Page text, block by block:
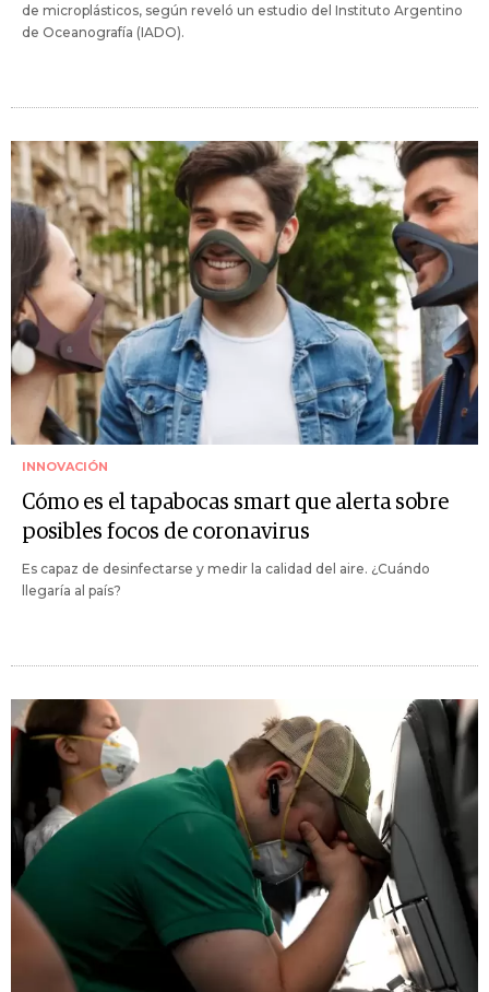
de microplásticos, según reveló un estudio del Instituto Argentino
de Oceanografía (IADO).
INNOVACIÓN
Cómo es el tapabocas smart que alerta sobre
posibles focos de coronavirus
Es capaz de desinfectarse y medir la calidad del aire. ¿Cuándo
llegaría al país?